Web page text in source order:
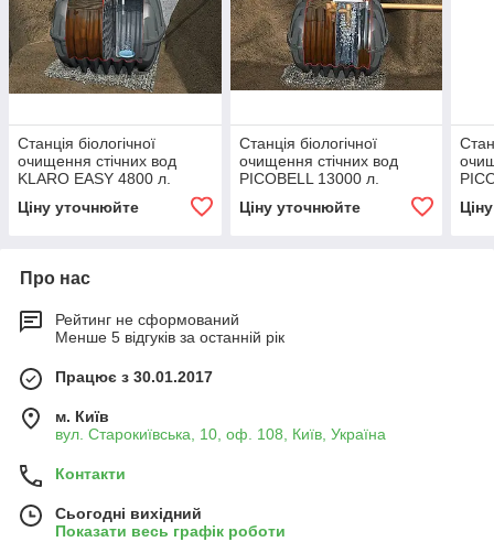
Станція біологічної
очищення стічних вод
KLARO EASY 4800 л.
(біосептик) однокамерна
до 8-10 осіб
Ціну уточнюйте
Станція біологічної
очищення стічних вод
PICOBELL 13000 л.
для 18 осіб
Ціну уточнюйте
для
Про нас
Рейтинг не сформований
Менше 5 відгуків за останній рік
Працює з 30.01.2017
м. Київ
вул. Старокиївська, 10, оф. 108, Київ, Україна
Контакти
Сьогодні вихідний
Показати весь графік роботи